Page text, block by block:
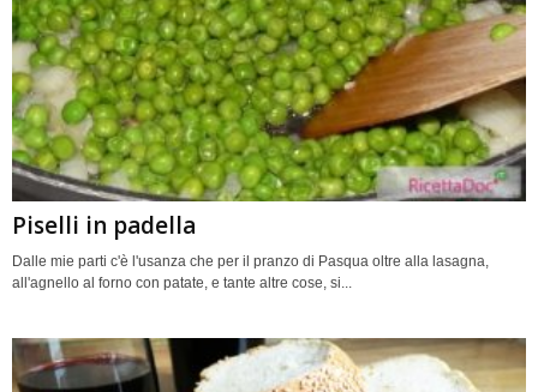
Piselli in padella
Dalle mie parti c'è l'usanza che per il pranzo di Pasqua oltre alla lasagna,
all'agnello al forno con patate, e tante altre cose, si...